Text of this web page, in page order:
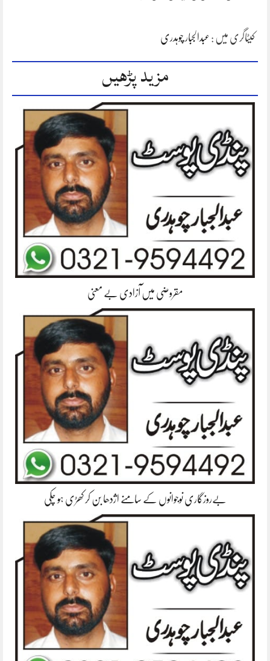
کیٹاگری میں : عبدالجبار چوہدری
مزید پڑھیں
مقروضی میں آزادی بے معنی
بےروزگاری نوجوانوں کے سامنے اژدھا بن کر کھڑی ہو چکی